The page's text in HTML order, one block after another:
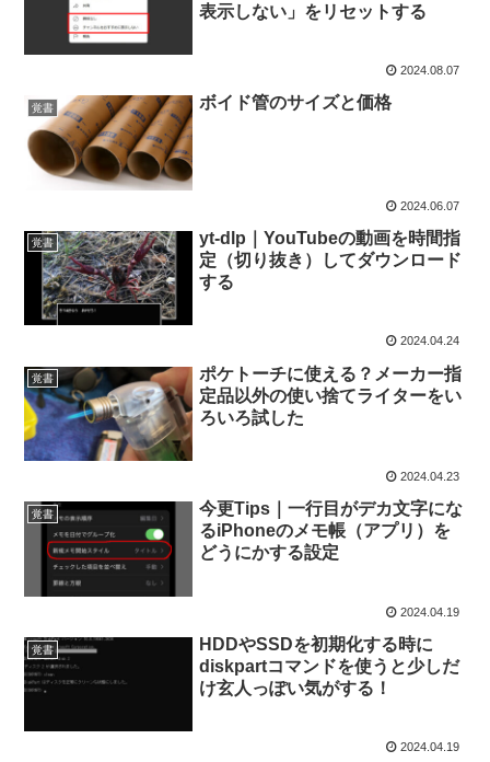
表示しない」をリセットする
2024.08.07
覚書 ボイド管のサイズと価格
2024.06.07
覚書
yt-dlp｜YouTubeの動画を時間指
定（切り抜き）してダウンロード
する
2024.04.24
覚書
ポケトーチに使える？メーカー指
定品以外の使い捨てライターをい
ろいろ試した
2024.04.23
覚書
今更Tips｜一行目がデカ文字にな
るiPhoneのメモ帳（アプリ）を
どうにかする設定
2024.04.19
覚書
HDDやSSDを初期化する時に
diskpartコマンドを使うと少しだ
け玄人っぽい気がする！
2024.04.19